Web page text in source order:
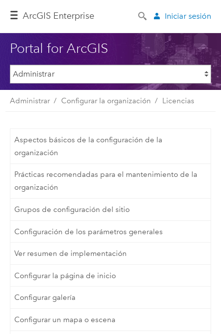
ArcGIS Enterprise Iniciar sesión
Portal for ArcGIS
Administrar Configurar la organización Licencias
Aspectos básicos de la configuración de la
organización
Prácticas recomendadas para el mantenimiento de la
organización
Grupos de configuración del sitio
Configuración de los parámetros generales
Ver resumen de implementación
Configurar la página de inicio
Configurar galería
Configurar un mapa o escena